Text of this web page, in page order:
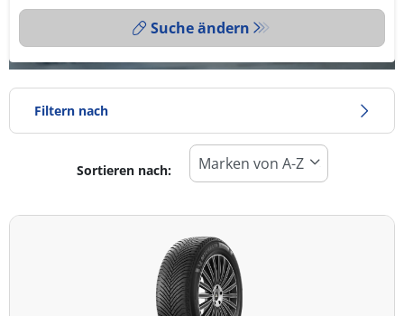
Suche ändern
Filtern nach
Reifentyp
Alle Arten (45)
Ganzjahresreifen (16)
Sortieren nach: